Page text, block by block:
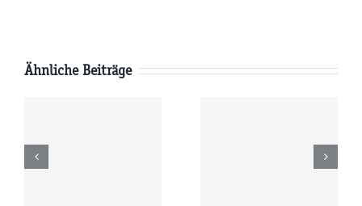
Ähnliche Beiträge
Donnerstag
06.08.2026